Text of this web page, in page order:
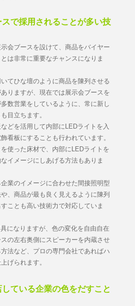
で採用されることが多い技
会ブースを設けて、商品をバイヤー
は非常に重要なチャンスになりま
てひな壇のように商品を陳列させる
りますが、現在では展示会ブースを
数営業をしているように、常に新し
目立ちます。
どを活用して内部にLEDライトを入
看板にすることも行われています。
使った床材で、内部にLEDライトを
イメージにしあげる方法もありま
業のイメージに合わせた間接照明型
、商品が最も良く見えるように陳列
ことも高い技術力で対応していま
になりますが、色の変化を自由自在
の左右奥側にスピーカーを内蔵させ
法など、プロの専門会社であればハ
げられます。
ている企業の色をだすこと